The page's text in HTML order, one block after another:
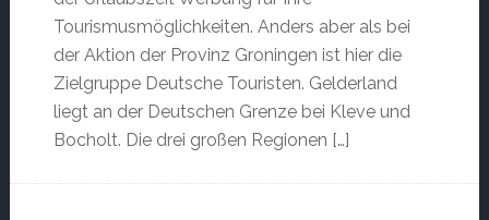
Tourismusmöglichkeiten. Anders aber als bei
der Aktion der Provinz Groningen ist hier die
Zielgruppe Deutsche Touristen. Gelderland
liegt an der Deutschen Grenze bei Kleve und
Bocholt. Die drei großen Regionen […]